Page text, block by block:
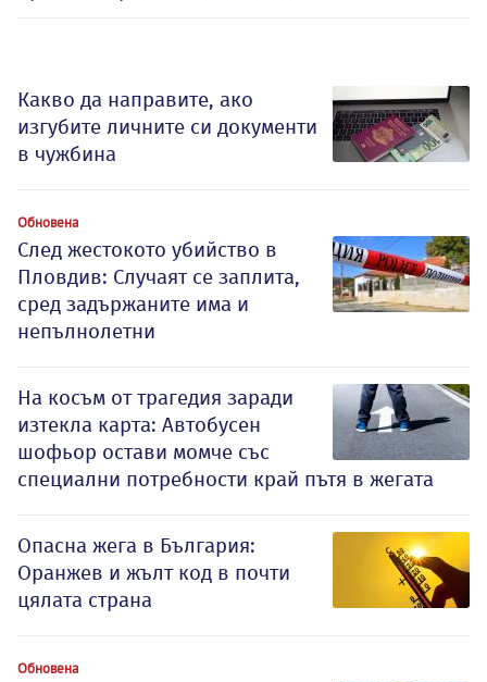
Какво да направите, ако
изгубите личните си документи
в чужбина
Обновена
След жестокото убийство в
Пловдив: Случаят се заплита,
сред задържаните има и
непълнолетни
На косъм от трагедия заради
изтекла карта: Автобусен
шофьор остави момче със
специални потребности край пътя в жегата
Опасна жега в България:
Оранжев и жълт код в почти
цялата страна
Обновена